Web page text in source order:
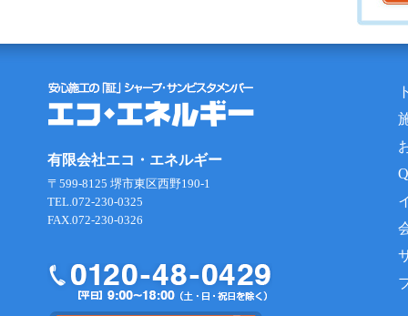
有限会社エコ・エネルギー
〒599-8125 堺市東区西野190-1
TEL.072-230-0325
FAX.072-230-0326